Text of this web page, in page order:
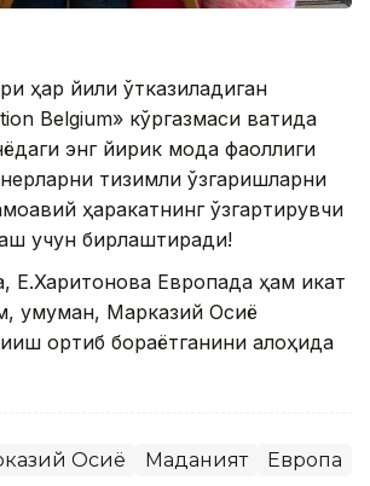
ҳар йили ўтказиладиган
Belgium» кўргазмаси вақтида
энг йирик мода фаоллиги
тизимли ўзгаришларни
ҳаракатнинг ўзгартирувчи
учун бирлаштиради!
Е.Харитонова Европада ҳам икат
умуман, Марказий Осиё
ортиб бораётганини алоҳида
Осиё Маданият Европа